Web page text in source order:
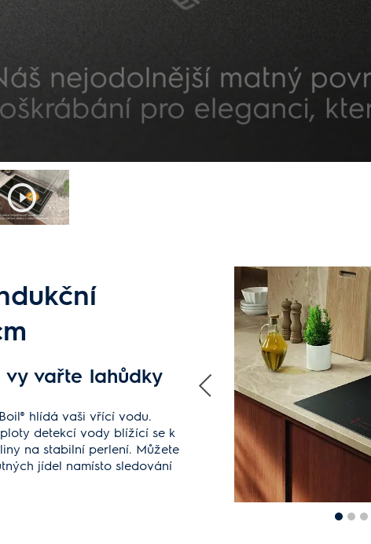
vy vařte lahůdky
hlídá vaši vřící vodu.
detekcí vody blížící se k
na stabilní perlení. Můžete
jídel namísto sledování